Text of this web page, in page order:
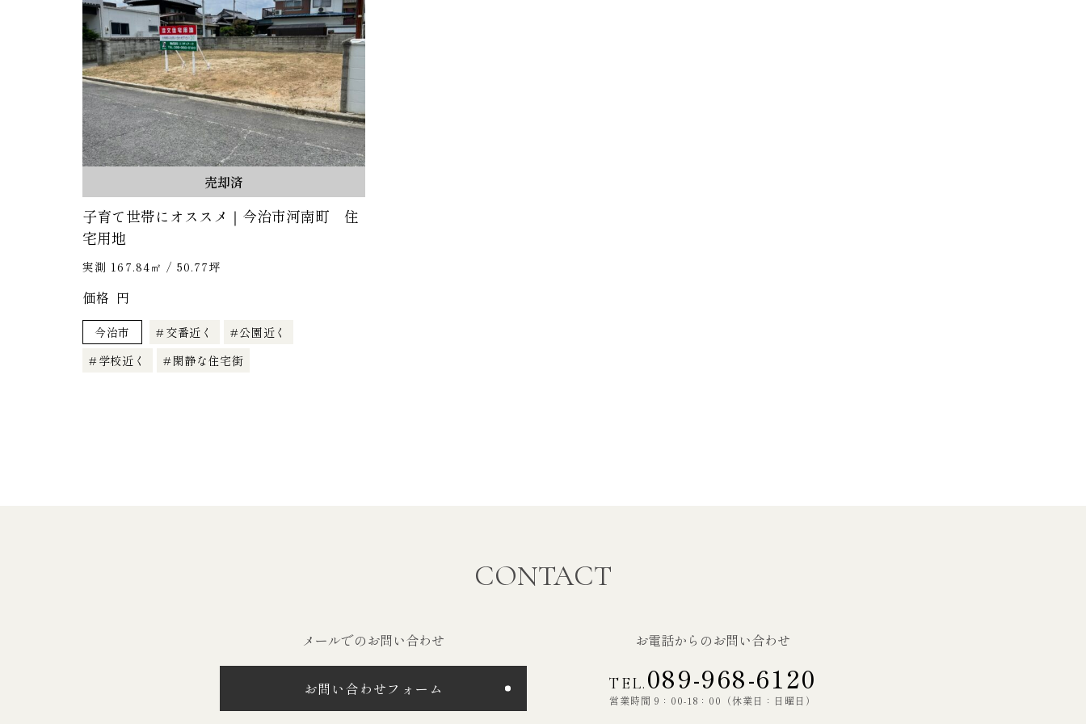
売却済
子育て世帯にオススメ｜今治市河南町 住
宅用地
実測 167.84㎡ / 50.77坪
価格 円
今治市 交番近く
公園近く
学校近く
閑静な住宅街
CONTACT
メールでのお問い合わせ
お問い合わせフォーム
お電話からのお問い合わせ
TEL. 089-968-6120
営業時間 9：00-18：00（休業日：日曜日）